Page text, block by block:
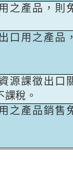
之產品，則
口用之產品
源課徵出口
課稅。
之產品銷售